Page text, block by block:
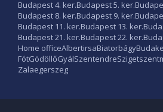
Budapest 4. ker.Budapest 5. ker.
Budapest 8. ker.Budapest 9. ker.
Budapest 11. ker.Budapest 13. ker.
Budapest 21. ker.Budapest 22. ker.
Home officeAlbertirsaBiatorbágy
FótGödöllőGyálSzentendre
Zalaegerszeg